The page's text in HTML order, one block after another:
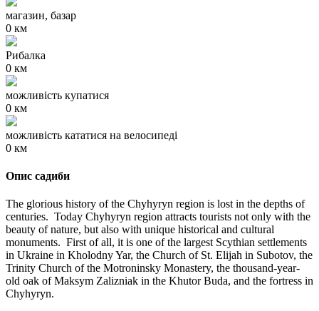
магазин, базар
0 км
Рибалка
0 км
можливість купатися
0 км
можливість кататися на велосипеді
0 км
Опис садиби
The glorious history of the Chyhyryn region is lost in the depths of
centuries. Today Chyhyryn region attracts tourists not only with the
beauty of nature, but also with unique historical and cultural
monuments. First of all, it is one of the largest Scythian settlements
in Ukraine in Kholodny Yar, the Church of St. Elijah in Subotov, the
Trinity Church of the Motroninsky Monastery, the thousand-year-
old oak of Maksym Zalizniak in the Khutor Buda, and the fortress in
Chyhyryn.